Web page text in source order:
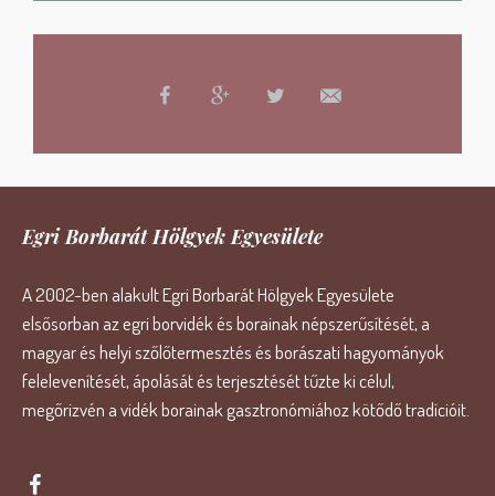
Egri Borbarát Hölgyek Egyesülete
A 2002-ben alakult Egri Borbarát Hölgyek Egyesülete
elsősorban az egri borvidék és borainak népszerűsítését, a
magyar és helyi szőlőtermesztés és borászati hagyományok
felelevenítését, ápolását és terjesztését tűzte ki célul,
megőrizvén a vidék borainak gasztronómiához kötődő tradícióit.